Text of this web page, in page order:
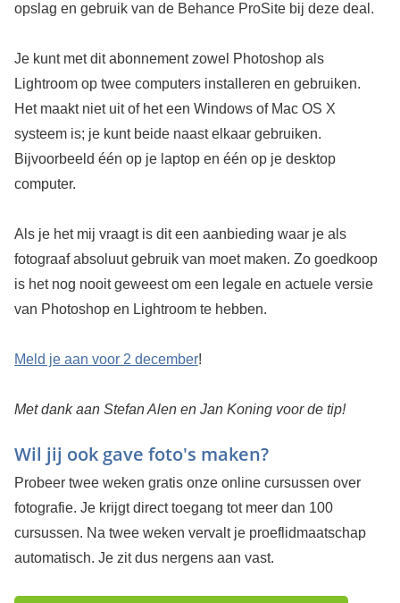
opslag en gebruik van de Behance ProSite bij deze deal.
Je kunt met dit abonnement zowel Photoshop als
Lightroom op twee computers installeren en gebruiken.
Het maakt niet uit of het een Windows of Mac OS X
systeem is; je kunt beide naast elkaar gebruiken.
Bijvoorbeeld één op je laptop en één op je desktop
computer.
Als je het mij vraagt is dit een aanbieding waar je als
fotograaf absoluut gebruik van moet maken. Zo goedkoop
is het nog nooit geweest om een legale en actuele versie
van Photoshop en Lightroom te hebben.
Meld je aan voor 2 december!
Met dank aan Stefan Alen en Jan Koning voor de tip!
Wil jij ook gave foto's maken?
Probeer twee weken gratis onze online cursussen over
fotografie. Je krijgt direct toegang tot meer dan 100
cursussen. Na twee weken vervalt je proeflidmaatschap
automatisch. Je zit dus nergens aan vast.